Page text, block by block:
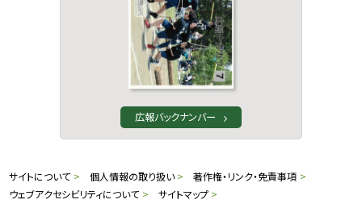
広報バックナンバー
文サ
サイトについて 個人情報の取り扱い
著作権・リンク・免責事項
ウェブアクセシビリティについて
サイトマップ